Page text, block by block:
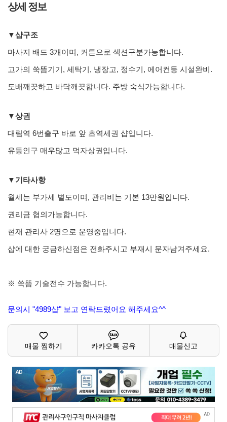
상세 정보
▼샵구조
마사지 배드 3개이며, 커튼으로 섹션구분가능합니다.
고가의 쑥뜸기기, 세탁기, 냉장고, 정수기, 에어컨등 시설완비.
도배깨끗하고 바닥깨끗합니다. 주방 숙식가능합니다.
▼상권
대림역 6번출구 바로 앞 초역세권 샵입니다.
유동인구 매우많고 먹자상권입니다.
▼기타사항
월세는 부가세 별도이며, 관리비는 기본 13만원입니다.
권리금 협의가능합니다.
현재 관리사 2명으로 운영중입니다.
샵에 대한 궁금하신점은 전화주시고 부재시 문자남겨주세요.
※ 쑥뜸 기술전수 가능합니다.
문의시 "4989샵" 보고 연락드렸어요 해주세요^^
매물 찜하기 카카오톡 공유 매물신고